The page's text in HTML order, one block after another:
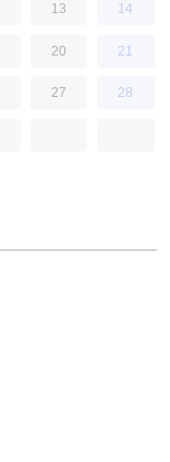
13 14
20 21
27 28